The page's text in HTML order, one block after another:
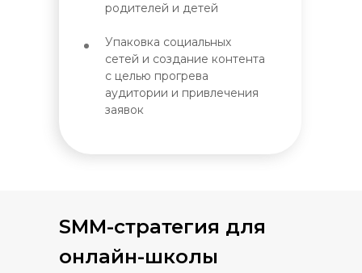
родителей и детей
Упаковка социальных
сетей и создание контента
с целью прогрева
аудитории и привлечения
заявок
SMM-стратегия для
онлайн-школы